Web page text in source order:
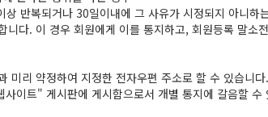
반복되거나 30일이내에 그 사유가 시정되지 아니하
다. 이 경우 회원에게 이를 통지하고, 회원등록 말소
리 약정하여 지정한 전자우편 주소로 할 수 있습니다.
트" 게시판에 게시함으로서 개별 통지에 갈음할 수